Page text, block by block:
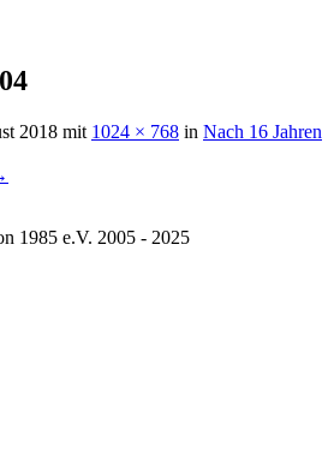
2018 mit 1024 × 768 in Nach 16 Jahren
1985 e.V. 2005 - 2025